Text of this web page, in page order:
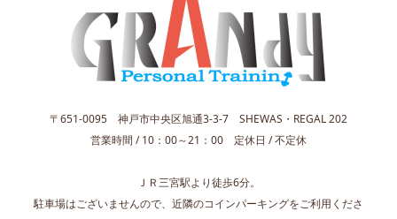
〒651-0095 神戸市中央区旭通3-3-7 SHEWAS・REGAL 202
営業時間 / 10：00～21：00 定休日 / 不定休
ＪＲ三宮駅より徒歩6分。
駐車場はございませんので、近隣のコインパーキングをご利用くださ